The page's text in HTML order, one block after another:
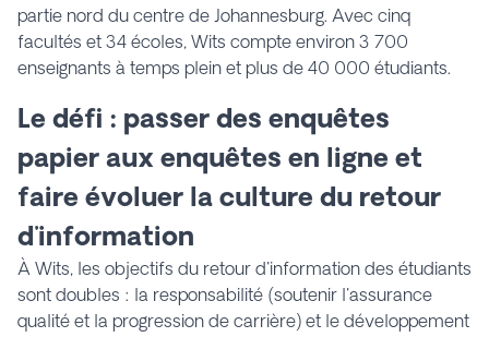
partie nord du centre de Johannesburg. Avec cinq
facultés et 34 écoles, Wits compte environ 3 700
enseignants à temps plein et plus de 40 000 étudiants.
Le défi : passer des enquêtes
papier aux enquêtes en ligne et
faire évoluer la culture du retour
d'information
À Wits, les objectifs du retour d'information des étudiants
sont doubles : la responsabilité (soutenir l'assurance
qualité et la progression de carrière) et le développement